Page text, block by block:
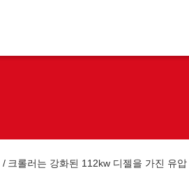
/ 크롤러는 강화된 112kw 디젤을 가진 유